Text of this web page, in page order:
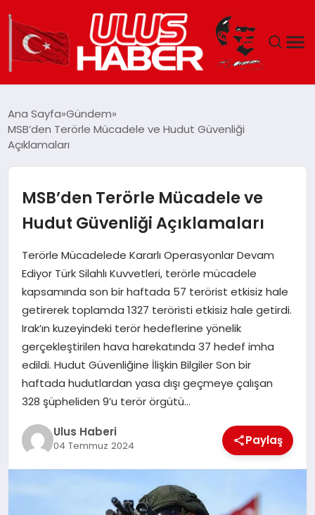
DÜNYA
TEKNOLOJI
EĞITIM
MAGAZIN
SPOR
YAŞAM
Ana Sayfa Gündem
MSB’den Terörle Mücadele ve Hudut Güvenliği
Açıklamaları
MSB’den Terörle Mücadele ve
Hudut Güvenliği Açıklamaları
Terörle Mücadelede Kararlı Operasyonlar Devam
Ediyor Türk Silahlı Kuvvetleri, terörle mücadele
kapsamında son bir haftada 57 terörist etkisiz hale
getirerek toplamda 1327 teröristi etkisiz hale getirdi.
Irak’ın kuzeyindeki terör hedeflerine yönelik
gerçekleştirilen hava harekatında 37 hedef imha
edildi. Hudut Güvenliğine İlişkin Bilgiler Son bir
haftada hudutlardan yasa dışı geçmeye çalışan
328 şüpheliden 9’u terör örgütü…
Ulus Haberi
04 Temmuz 2024 Paylaş